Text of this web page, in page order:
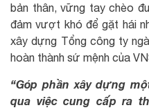
bản thân, vững tay chèo
đảm vượt khó để gặt hái
xây dựng Tổng công ty
hoàn thành sứ mệnh của
“Góp phần xây dựng
qua việc cung cấp ra